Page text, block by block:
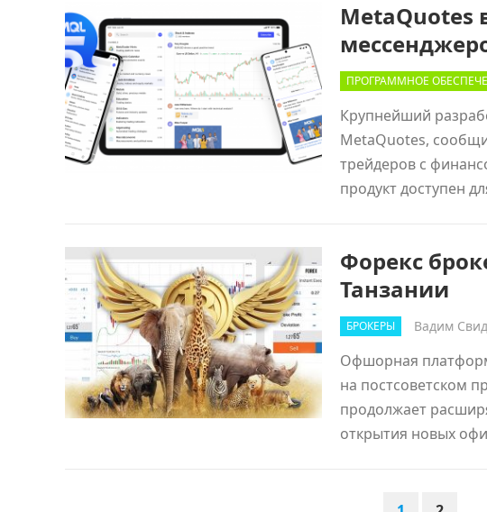
MetaQuotes
ПРОГРАММНОЕ
Крупнейший
MetaQuotes,
трейдеров с
продукт доступен
Форекс
Танзании
БРОКЕРЫ Вадим
Офшорная
на постсоветском
продолжает
открытия новых